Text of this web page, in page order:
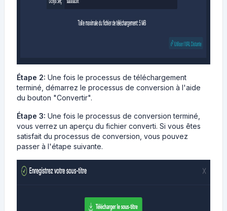
Étape 2: Une fois le processus de téléchargement
terminé, démarrez le processus de conversion à l'aide
du bouton "Convertir".
Étape 3: Une fois le processus de conversion terminé,
vous verrez un aperçu du fichier converti. Si vous êtes
satisfait du processus de conversion, vous pouvez
passer à l'étape suivante.